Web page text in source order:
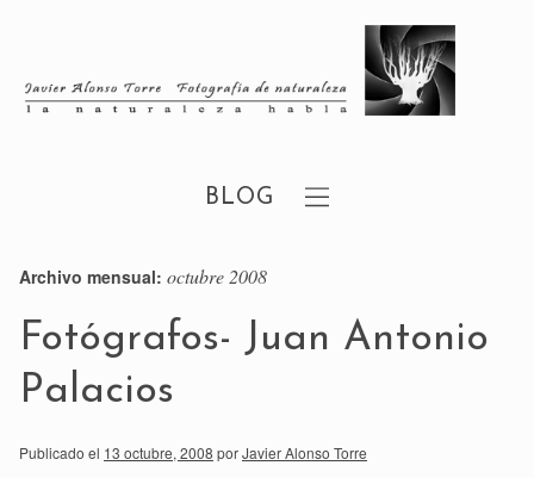
BLOG
Archivo mensual: octubre 2008
Fotógrafos- Juan Antonio
Palacios
Publicado el 13 octubre, 2008 porJavier Alonso Torre